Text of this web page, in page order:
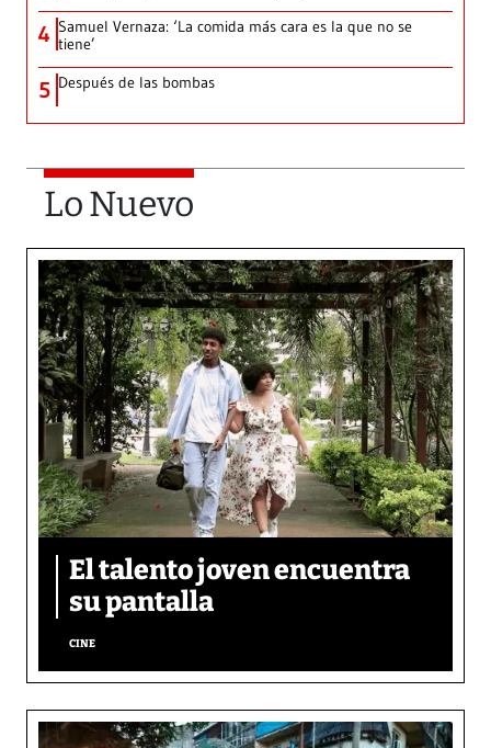
4 Samuel Vernaza: ‘La comida más cara es la que no se
tiene’
5 Después de las bombas
Lo Nuevo
El talento joven encuentra
su pantalla​
CINE